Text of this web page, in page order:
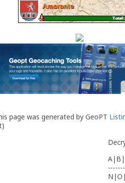
page was generated by GeoPT
)